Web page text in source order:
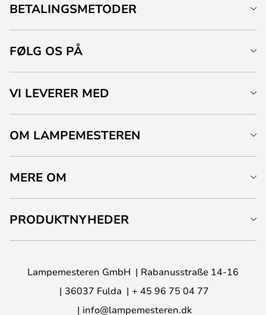
BETALINGSMETODER
FØLG OS PÅ
VI LEVERER MED
OM LAMPEMESTEREN
MERE OM
PRODUKTNYHEDER
Lampemesteren GmbH
Rabanusstraße 14-16
36037 Fulda
+ 45 96 75 04 77
info@lampemesteren.dk